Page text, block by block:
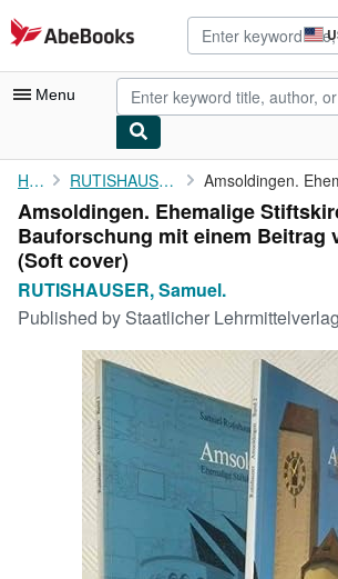
Skip to main content
AbeBooks.com
Menu
My Account
My Purchases
Advanced Search
Browse Collections
Art & Collectibles
Textbooks
Start Selling
CLOSE
Home RUTISHAUSER, Samuel.
Amsoldingen. Ehemalige
Bauforschung mit einem Beitrag
(Soft cover)
RUTISHAUSER, Samuel.
Published by Staatlicher